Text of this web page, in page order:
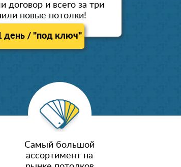
договор и всего за три
новые потолки!
день / "под ключ"
Самый большой
ассортимент на